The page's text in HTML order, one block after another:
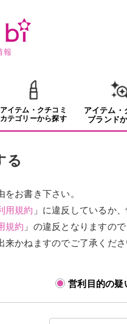
報
アイテム・クチコミ
カテゴリーから探す
アイテム・
ブランド
る
お書き下さい。
用規約 」に違反しているか
規約 」の違反となりますの
かねますのでご了承くださ
営利目的の疑